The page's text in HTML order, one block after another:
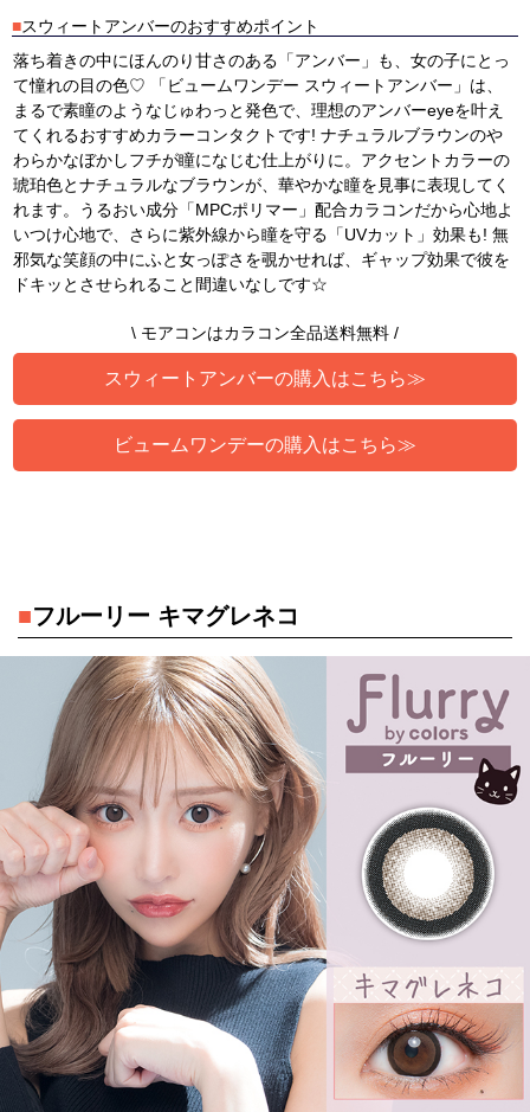
■スウィートアンバーのおすすめポイント
落ち着きの中にほんのり甘さのある「アンバー」も、女の子にとっ
て憧れの目の色♡ 「ビュームワンデー スウィートアンバー」は、
まるで素瞳のようなじゅわっと発色で、理想のアンバーeyeを叶え
てくれるおすすめカラーコンタクトです! ナチュラルブラウンのや
わらかなぼかしフチが瞳になじむ仕上がりに。アクセントカラーの
琥珀色とナチュラルなブラウンが、華やかな瞳を見事に表現してく
れます。うるおい成分「MPCポリマー」配合カラコンだから心地よ
いつけ心地で、さらに紫外線から瞳を守る「UVカット」効果も! 無
邪気な笑顔の中にふと女っぽさを覗かせれば、ギャップ効果で彼を
ドキッとさせられること間違いなしです☆
\ モアコンはカラコン全品送料無料 /
スウィートアンバーの購入はこちら≫
ビュームワンデーの購入はこちら≫
■フルーリー キマグレネコ